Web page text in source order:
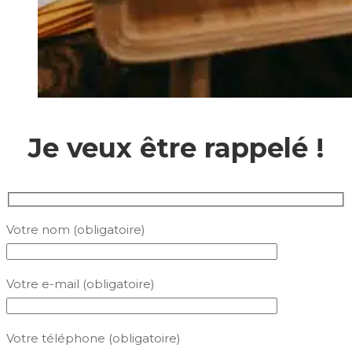
Je veux être rappelé !
Votre nom (obligatoire)
Votre e-mail (obligatoire)
Votre téléphone (obligatoire)